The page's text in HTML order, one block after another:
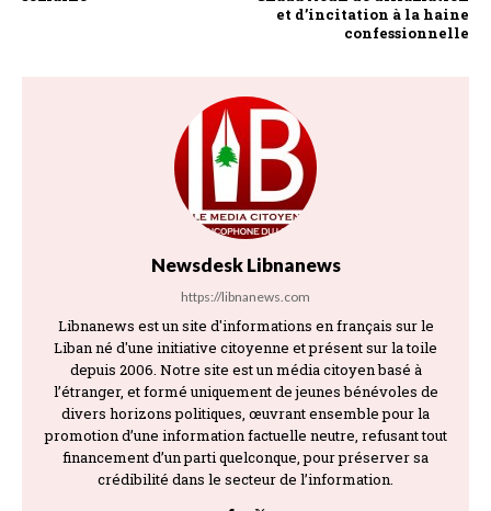
et d’incitation à la haine
confessionnelle
Newsdesk Libnanews
https://libnanews.com
Libnanews est un site d'informations en français sur le
Liban né d'une initiative citoyenne et présent sur la toile
depuis 2006. Notre site est un média citoyen basé à
l’étranger, et formé uniquement de jeunes bénévoles de
divers horizons politiques, œuvrant ensemble pour la
promotion d’une information factuelle neutre, refusant tout
financement d’un parti quelconque, pour préserver sa
crédibilité dans le secteur de l’information.